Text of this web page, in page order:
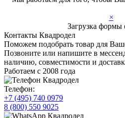
×
Загрузка формы
Контакты Квадродел
Поможем подобрать товар для
Позвоните или напишите в
наличию, совместимости и
Работаем с 2008 года
Телефон:
+7 (495) 740 0979
8 (800) 550 9025